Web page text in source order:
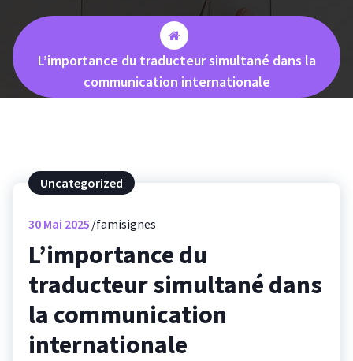
L’importance du traducteur simultané dans la
communication internationale
Uncategorized
30 Mai 2025 famisignes
L’importance du
traducteur simultané dans
la communication
internationale